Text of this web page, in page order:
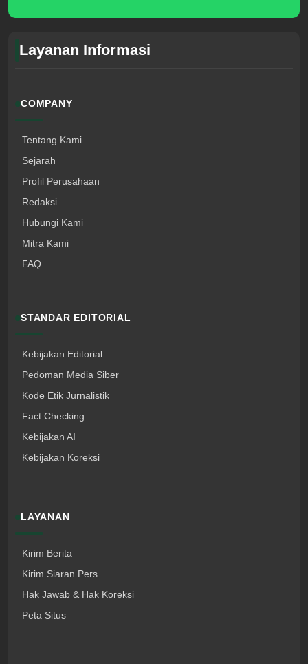
Layanan Informasi
COMPANY
Tentang Kami
Sejarah
Profil Perusahaan
Redaksi
Hubungi Kami
Mitra Kami
FAQ
STANDAR EDITORIAL
Kebijakan Editorial
Pedoman Media Siber
Kode Etik Jurnalistik
Fact Checking
Kebijakan AI
Kebijakan Koreksi
LAYANAN
Kirim Berita
Kirim Siaran Pers
Hak Jawab & Hak Koreksi
Peta Situs